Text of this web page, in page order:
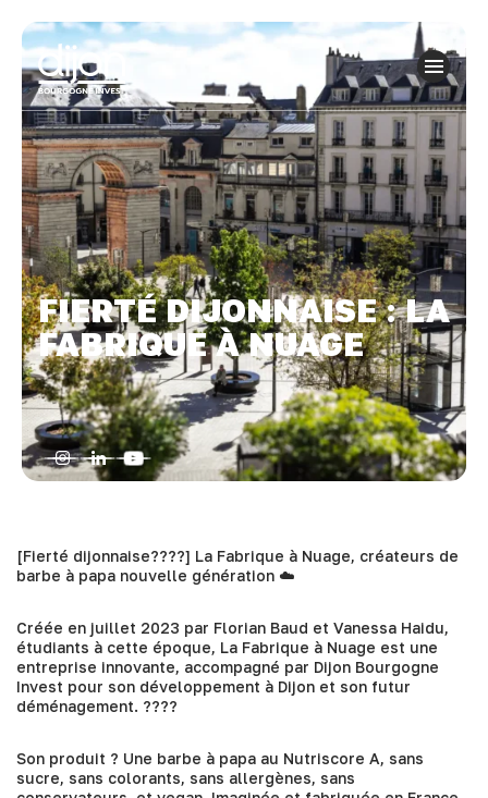
FIERTÉ DIJONNAISE : LA
FABRIQUE À NUAGE
[Fierté dijonnaise????] La Fabrique à Nuage, créateurs de
barbe à papa nouvelle génération ☁️
Créée en juillet 2023 par Florian Baud et Vanessa Haidu,
étudiants à cette époque, La Fabrique à Nuage est une
entreprise innovante, accompagné par Dijon Bourgogne
Invest pour son développement à Dijon et son futur
déménagement. ????
Son produit ? Une barbe à papa au Nutriscore A, sans
sucre, sans colorants, sans allergènes, sans